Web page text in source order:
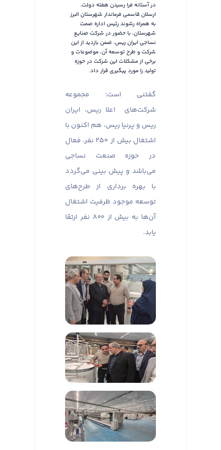
در آستانه فرا رسیدن هفته دولت،
ارسلان قاسمی فرماندار شهرستان البرز
به همراه رشوند رئیس اداره صمت
شهرستان، با حضور در شرکت صنایع
نساجی ایران ریس، ضمن بازدید از این
شرکت و طرح توسعه آن، موضوعات و
برخی از مشکلات این شرکت در حوزه
تولید را مورد پیگیری قرار داد.
گفتنی است؛ مجموعه
شرکت‌های اعلا ریس، ایران
ریس و پرنیا ریس، هم اکنون با
اشتغال بیش از ۲۵۰ نفر، فعال
در حوزه صنعت نساجی
می‌باشد و پیش بینی می‌گردد
با بهره برداری از طرح‌های
توسعه موجود ظرفیت اشتغال
آن‌ها به بیش از ۸۰۰ نفر ارتقا
یابد.